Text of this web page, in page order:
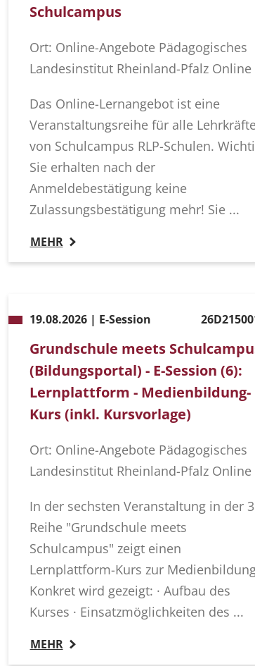
Schulcampus
Ort: Online-Angebote Pädagogisches
Landesinstitut Rheinland-Pfalz Online
Das Online-Lernangebot ist eine
Veranstaltungsreihe für alle
von Schulcampus RLP-Schulen.
Sie erhalten nach der
Anmeldebestätigung keine
Zulassungsbestätigung mehr! Sie ...
MEHR
19.08.2026 | E-Session
Grundschule meets
(Bildungsportal) - E-Session (6):
Lernplattform - Medienbildung-
Kurs (inkl. Kursvorlage)
Ort: Online-Angebote Pädagogisches
Landesinstitut Rheinland-Pfalz Online
In der sechsten Veranstaltung in der
Reihe "Grundschule meets
Schulcampus" zeigt einen
Lernplattform-Kurs zur
Konkret wird gezeigt: · Aufbau des
Kurses · Einsatzmöglichkeiten des ...
MEHR